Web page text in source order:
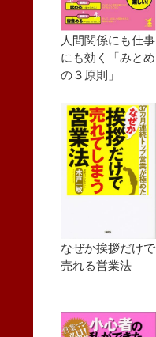
人間関係にも仕事
にも効く「みとめ
の３原則」
なぜか挨拶だけで
売れる営業法